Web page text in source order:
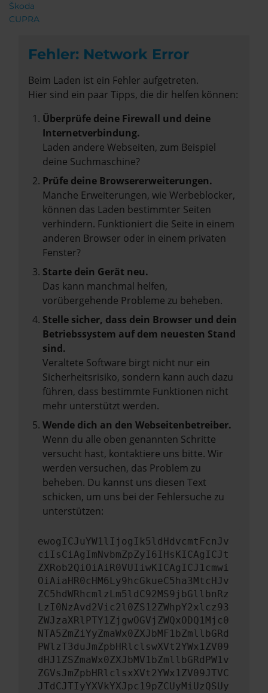
Škoda
CUPRA
Fehler: Network Error
Beim Laden ist ein Fehler aufgetreten.
Hier sind ein paar Tipps, die dir helfen können:
Überprüfe deine Firewall und deine
Internetverbindung.
Laden andere Webseiten, zum Beispiel
deine Suchmaschine?
Prüfe deine Browsererweiterungen.
Manche Erweiterungen, wie Werbeblocker,
können das Laden bestimmter Seiten
verhindern. Funktioniert die Seite in einem
anderen Browser oder in einem privaten
Fenster?
Starte dein Gerät neu.
Das kann manchmal helfen,
vorübergehende Probleme zu beheben.
Stelle sicher, dass dein Browser und dein
Betriebssystem auf dem neuesten Stand
sind.
Veraltete Software birgt nicht nur ein
Sicherheitsrisiko, sondern kann auch dazu
führen, dass bestimmte Funktionen nicht
mehr unterstützt werden.
Wende dich an den Webseitenbetreiber.
Wenn du alle oben genannten Schritte
versucht hast, kontaktiere uns bitte. Wir
werden versuchen, das Problem zu
beheben. Du kannst uns diesen Text
schicken, um uns bei der Fehlersuche zu
unterstützen:
ewogICJuYW1lIjogIk5ldHdvcmtFcnJv
ciIsCiAgImNvbmZpZyI6IHsKICAgICJt
ZXRob2QiOiAiR0VUIiwKICAgICJ1cmwi
OiAiaHR0cHM6Ly9hcGkueC5ha3MtcHJv
ZC5hdWRhcmlzLm5ldC92MS9jbGllbnRz
LzI0NzAvd2Vic2l0ZS12ZWhpY2xlcz93
ZWJzaXRlPTY1ZjgwOGVjZWQxODQ1Mjc0
NTA5ZmZiYyZmaWx0ZXJbMF1bZmllbGRd
PWlzT3duJmZpbHRlclswXVt2YWx1ZV09
dHJ1ZSZmaWx0ZXJbMV1bZmllbGRdPW1v
ZGVsJmZpbHRlclsxXVt2YWx1ZV09JTVC
JTdCJTIyYXVkYXJpc19pZCUyMiUzQSUy